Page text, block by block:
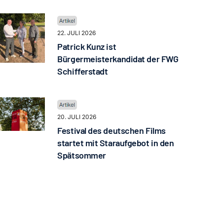
22. JULI 2026
Patrick Kunz ist
Bürgermeisterkandidat der FWG
Schifferstadt
20. JULI 2026
Festival des deutschen Films
startet mit Staraufgebot in den
Spätsommer